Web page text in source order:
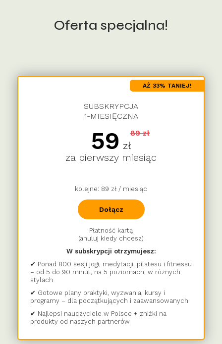
Oferta specjalna!
AŻ 33% TANIEJ!
SUBSKRYPCJA
1-MIESIĘCZNA
59 zł
89 zł
za pierwszy miesiąc
kolejne: 89 zł / miesiąc
Dołącz
Płatność kartą
(anuluj kiedy chcesz)
W subskrypcji otrzymujesz:
✔ Ponad 800 sesji jogi, medytacji, pilatesu i fitnessu
– od 5 do 90 minut, na 5 poziomach, w różnych
stylach
✔ Gotowe plany praktyki, wyzwania, kursy i
programy – dla początkujących i zaawansowanych
✔ Najlepsi nauczyciele w Polsce + zniżki na
produkty od naszych partnerów